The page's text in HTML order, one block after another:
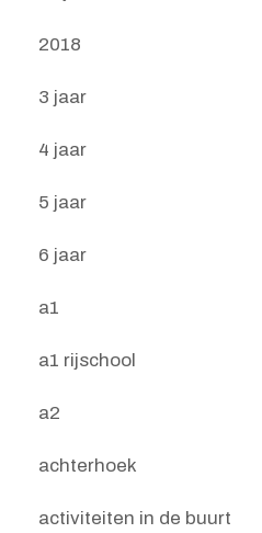
2018
3 jaar
4 jaar
5 jaar
6 jaar
a1
a1 rijschool
a2
achterhoek
activiteiten in de buurt